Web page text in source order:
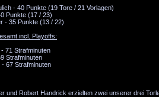
- 40 Punkte (19 Tore / 21 Vorlagen)
Punkte (17 / 23)
- 35 Punkte (13 / 22)
incl. Playoffs:
71 Strafminuten
Strafminuten
67 Strafminuten
und Robert Handrick erzielten zwei unserer drei